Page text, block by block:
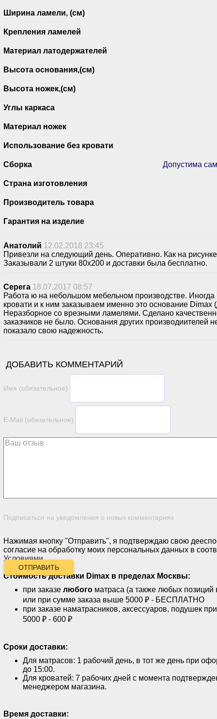
Ширина ламели, (см)
Крепления ламелей
Материал латодержателей
Высота основания,(см)
Высота ножек,(см)
Углы каркаса
Материал ножек
Использование без кровати
Сборка Допустима
Страна изготовления
Производитель товара
Гарантия на изделие
Анатолий 12.02.2018 23:45
Привезли на следующий день. Оперативно. Как на
Заказывали 2 штуки 80х200 и доставки была бесплатно.
Серега 18.07.2017 08:57
Работа ю на небольшом мебельном производстве. Иногда
кровати и к ним заказываем именно это основание Dimax
Неразборное со врезными ламелями. Сделано
заказчиков не было. Основания других производиителей
показало свою надежность.
ДОБАВИТЬ КОММЕНТАРИЙ
Имя (обязательное)
E-Mail (обязательное)
Подписаться на уведомления о новых комментариях
Нажимая кнопку "Отправить", я подтверждаю свою
согласие на обработку моих персональных данных в
Условиями.
ОТПРАВИТЬ
Стоимость доставки Dimax в пределах Москвы:
при заказе любого матраса (а также любых позиций
или при сумме заказа выше 5000 ₽ - БЕСПЛАТНО
при заказе наматрасников, аксессуаров, подушек
5000 ₽ - 600 ₽
Сроки доставки:
Для матрасов: 1 рабочий день, в тот же день при
до 15:00.
Для кроватей: 7 рабочих дней с момента
менеджером магазина.
Время доставки: